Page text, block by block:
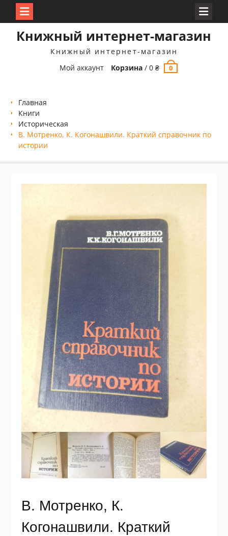
Книжный интернет-магазин
Книжный интернет-магазин
Мой аккаунт
Корзина /0₴ 0
Главная
Книги
Историческая
В. Мотренко, К. Когонашвили. Краткий справочник по
истории
В. Мотренко, К.
Когонашвили. Краткий